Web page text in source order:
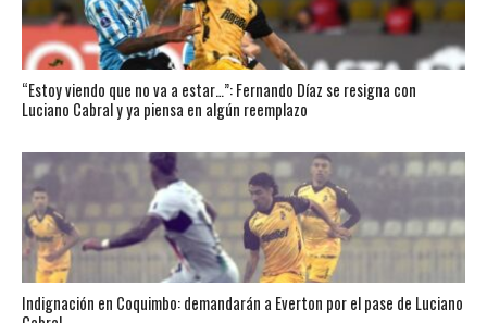
“Estoy viendo que no va a estar…”: Fernando Díaz se resigna con
Luciano Cabral y ya piensa en algún reemplazo
Indignación en Coquimbo: demandarán a Everton por el pase de Luciano